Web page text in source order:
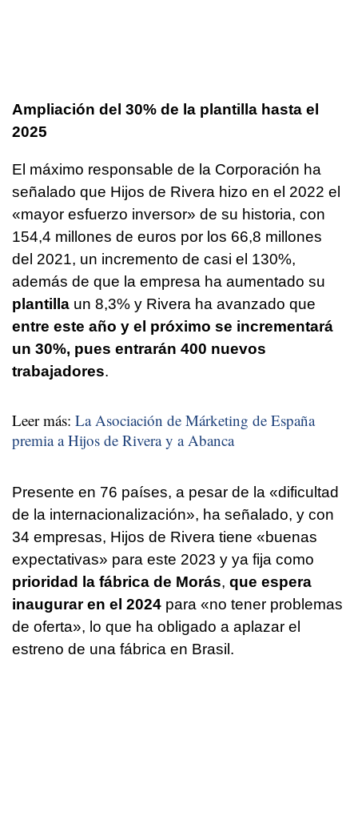
Ampliación del 30% de la plantilla hasta el
2025
El máximo responsable de la Corporación ha
señalado que Hijos de Rivera hizo en el 2022 el
«mayor esfuerzo inversor» de su historia, con
154,4 millones de euros por los 66,8 millones
del 2021, un incremento de casi el 130%,
además de que la empresa ha aumentado su
plantilla un 8,3% y Rivera ha avanzado que
entre este año y el próximo se incrementará
un 30%, pues entrarán 400 nuevos
trabajadores.
Leer más: La Asociación de Márketing de España
premia a Hijos de Rivera y a Abanca
Presente en 76 países, a pesar de la «dificultad
de la internacionalización», ha señalado, y con
34 empresas, Hijos de Rivera tiene «buenas
expectativas» para este 2023 y ya fija como
prioridad la fábrica de Morás, que espera
inaugurar en el 2024 para «no tener problemas
de oferta», lo que ha obligado a aplazar el
estreno de una fábrica en Brasil.